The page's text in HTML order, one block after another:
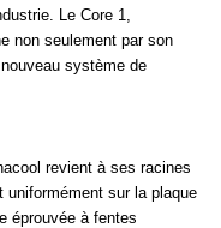
Le Core 1,
non seulement par son
système de
revient à ses racines
uniformément sur la plaque
éprouvée à fentes